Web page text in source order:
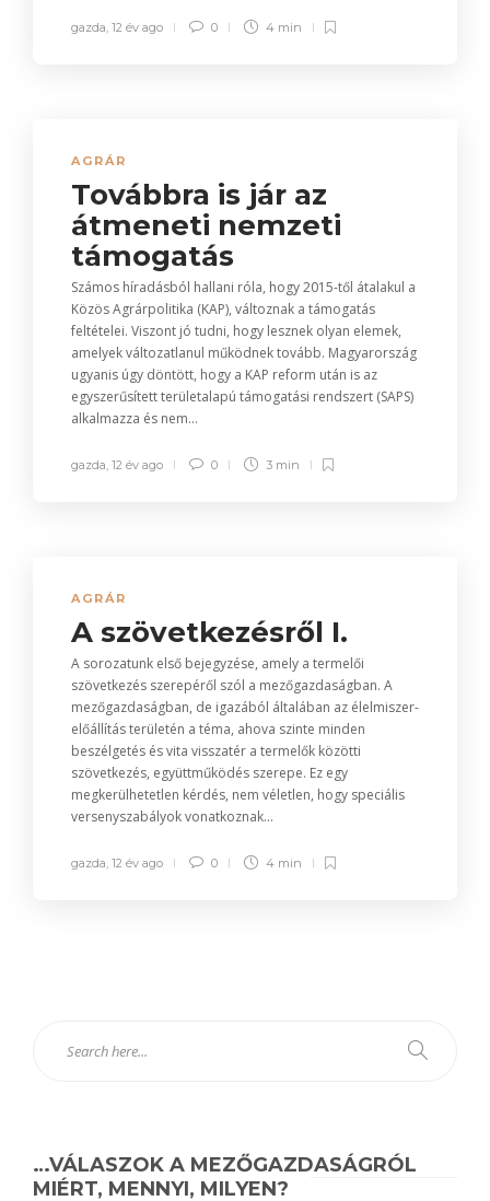
gazda, 12 év ago 0 4 min
AGRÁR
Továbbra is jár az
átmeneti nemzeti
támogatás
Számos híradásból hallani róla, hogy 2015-től átalakul a
Közös Agrárpolitika (KAP), változnak a támogatás
feltételei. Viszont jó tudni, hogy lesznek olyan elemek,
amelyek változatlanul működnek tovább. Magyarország
ugyanis úgy döntött, hogy a KAP reform után is az
egyszerűsített területalapú támogatási rendszert (SAPS)
alkalmazza és nem...
gazda, 12 év ago 0 3 min
AGRÁR
A szövetkezésről I.
A sorozatunk első bejegyzése, amely a termelői
szövetkezés szerepéről szól a mezőgazdaságban. A
mezőgazdaságban, de igazából általában az élelmiszer-
előállítás területén a téma, ahova szinte minden
beszélgetés és vita visszatér a termelők közötti
szövetkezés, együttműködés szerepe. Ez egy
megkerülhetetlen kérdés, nem véletlen, hogy speciális
versenyszabályok vonatkoznak...
gazda, 12 év ago 0 4 min
…VÁLASZOK A MEZŐGAZDASÁGRÓL
MIÉRT, MENNYI, MILYEN?